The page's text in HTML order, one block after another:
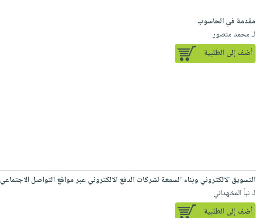
مقدمة في الحاسوب
لـ محمد منصور
أضف إلى الطلبية
التسويق الالكتروني وبناء السمعة لشركات الدفع الالكتروني عبر مواقع التواصل الاجتماعي
لـ نبأ المشهداني
أضف إلى الطلبية